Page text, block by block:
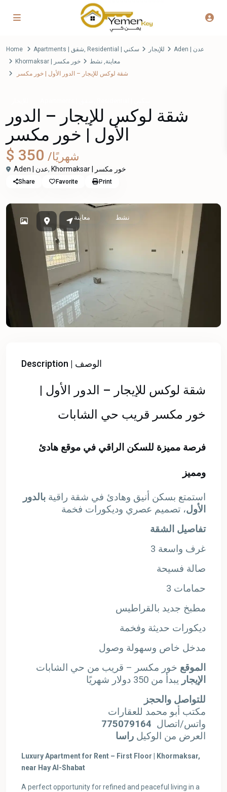
Home Apartments | شقق, Residential | سكني للإيجار
Aden | عدن
Khormaksar | خور مكسر
معاينة, نشط
شقة لوكس للإيجار – الدور الأول | خور مكسر
شقة لوكس للإيجار – الدور
الأول | خور مكسر
$ 350 /شهريًا
Aden | عدن, Khormaksar | خور مكسر
Share Favorite Print
معاينة نشط
Description | الوصف
شقة لوكس للإيجار – الدور الأول |
خور مكسر قريب حي الشابات
فرصة مميزة للسكن الراقي في موقع هادئ
ومميز
استمتع بسكن أنيق وهادئ في شقة راقية بالدور
الأول، تصميم عصري وديكورات فخمة
تفاصيل الشقة
3 غرف واسعة
صالة فسيحة
3 حمامات
مطبخ جديد بالقراطيس
ديكورات حديثة وفخمة
مدخل خاص وسهولة وصول
الموقع خور مكسر – قريب من حي الشابات
الإيجار يبدأ من 350 دولار شهريًا
للتواصل والحجز
مكتب أبو محمد للعقارات
واتس/اتصال 775079164
العرض من الوكيل راسا
Luxury Apartment for Rent – First Floor | Khormaksar,
near Hay Al-Shabat
A perfect opportunity for refined and peaceful living in a